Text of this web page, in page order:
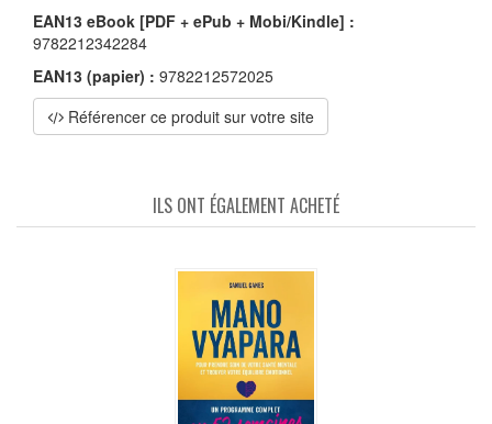
EAN13 eBook [PDF + ePub + Mobi/Kindle] :
9782212342284
EAN13 (papier) : 9782212572025
Référencer ce produit sur votre site
ILS ONT ÉGALEMENT ACHETÉ